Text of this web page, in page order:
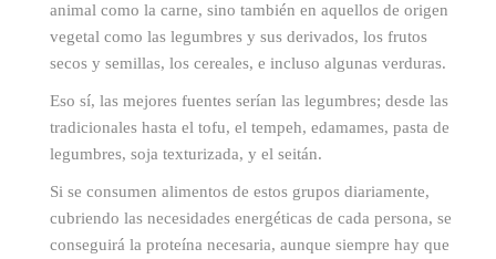
animal como la carne, sino también en aquellos de origen
vegetal como las legumbres y sus derivados, los frutos
secos y semillas, los cereales, e incluso algunas verduras.
Eso sí, las mejores fuentes serían las legumbres; desde las
tradicionales hasta el tofu, el tempeh, edamames, pasta de
legumbres, soja texturizada, y el seitán.
Si se consumen alimentos de estos grupos diariamente,
cubriendo las necesidades energéticas de cada persona, se
conseguirá la proteína necesaria, aunque siempre hay que